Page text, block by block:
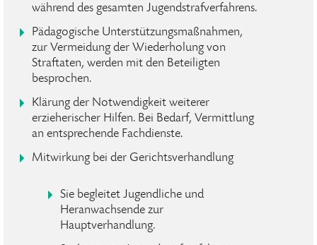
während des gesamten Jugendstrafverfahrens.
Pädagogische Unterstützungsmaßnahmen,
zur Vermeidung der Wiederholung von
Straftaten, werden mit den Beteiligten
besprochen.
Klärung der Notwendigkeit weiterer
erzieherischer Hilfen. Bei Bedarf, Vermittlung
an entsprechende Fachdienste.
Mitwirkung bei der Gerichtsverhandlung
Sie begleitet Jugendliche und
Heranwachsende zur
Hauptverhandlung.